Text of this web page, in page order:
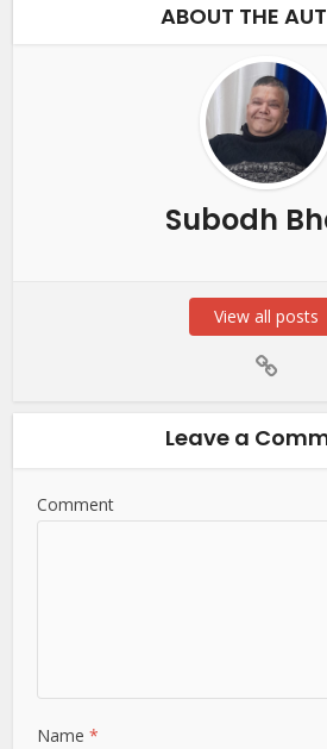
ABOUT THE
Subodh
View all posts
Leave a
Comment
Name*